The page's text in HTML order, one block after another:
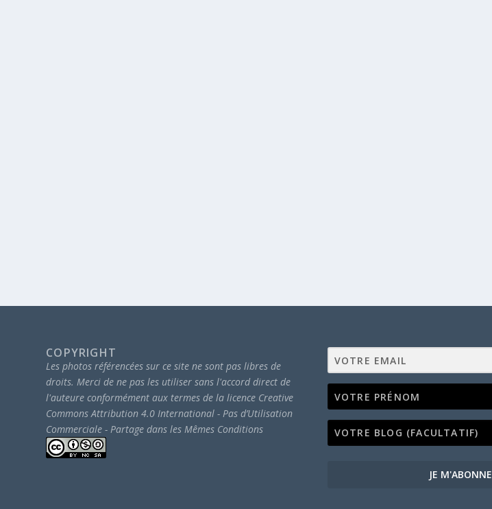
COPYRIGHT
Les photos référencées sur ce site ne sont pas libres de
droits.Merci de ne pas les utiliser sans l'accord direct de
l'auteure conformément aux termes de la licence Creative
Commons Attribution 4.0 International - Pas d’Utilisation
Commerciale - Partage dans les Mêmes Conditions
JE M'ABONNE